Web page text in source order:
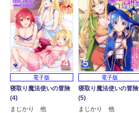
電子版
寝取り魔法使いの冒険
(4)
まじかり 他
電子版
寝取り魔法使いの冒険
(5)
まじかり 他